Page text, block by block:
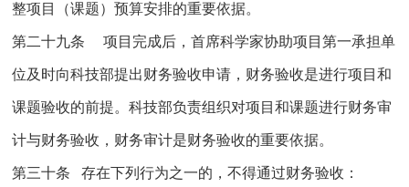
整项目（课题）预算安排的重要依据。
第二十九条 项目完成后，首席科学家协助项目第一承担单
位及时向科技部提出财务验收申请，财务验收是进行项目和
课题验收的前提。科技部负责组织对项目和课题进行财务审
计与财务验收，财务审计是财务验收的重要依据。
第三十条 存在下列行为之一的，不得通过财务验收：